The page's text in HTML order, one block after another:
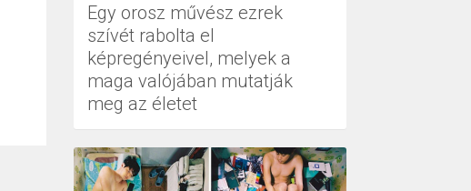
Egy orosz művész ezrek
szívét rabolta el
képregényeivel, melyek a
maga valójában mutatják
meg az életet